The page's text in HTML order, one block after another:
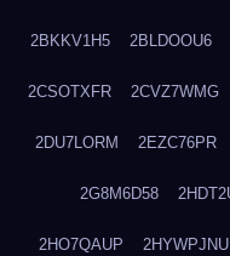
2BKKV1H5 2BLDOOU6
2CSOTXFR 2CVZ7WMG
2DU7LORM 2EZC76PR
2G8M6D58
2HO7QAUP 2HYWPJNU